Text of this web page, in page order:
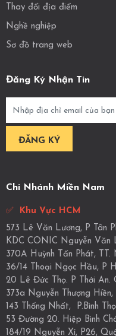
Thay đổi địa điểm
Nghề nghiệp
Sơ đồ trang web
Đăng Ký Nhận Tin
Chi Nhánh Miền Nam
✅ Khu Vực HCM
573 Lê Văn Lương, P Tân
KDC CONIC Nguyễn Văn
370A Huỳnh Tấn Phát, TT.
36/14 Thoại Ngọc Hầu, P
20 Lê Đức Thọ. P Thới An.
373a Nguyễn Thượng Hiền,
143 Thống Nhất, P.Bình
53 Đường 20. Hiệp Bình
184/19 Nguyễn Xí, P26,